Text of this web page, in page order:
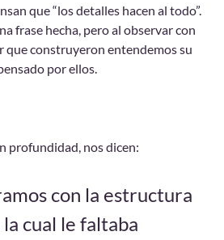
que “los detalles hacen al todo”.
frase hecha, pero al observar con
que construyeron entendemos su
por ellos.
profundidad, nos dicen:
con la estructura
la cual le faltaba